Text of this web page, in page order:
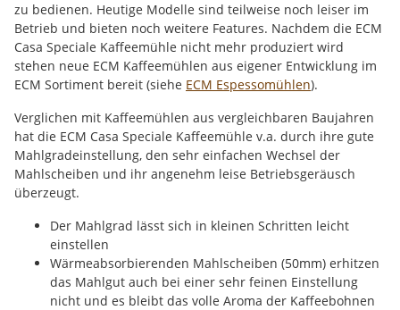
zu bedienen. Heutige Modelle sind teilweise noch leiser im
Betrieb und bieten noch weitere Features. Nachdem die ECM
Casa Speciale Kaffeemühle nicht mehr produziert wird
stehen neue ECM Kaffeemühlen aus eigener Entwicklung im
ECM Sortiment bereit (siehe ECM Espessomühlen).
Verglichen mit Kaffeemühlen aus vergleichbaren Baujahren
hat die ECM Casa Speciale Kaffeemühle v.a. durch ihre gute
Mahlgradeinstellung, den sehr einfachen Wechsel der
Mahlscheiben und ihr angenehm leise Betriebsgeräusch
überzeugt.
Der Mahlgrad lässt sich in kleinen Schritten leicht
einstellen
Wärmeabsorbierenden Mahlscheiben (50mm) erhitzen
das Mahlgut auch bei einer sehr feinen Einstellung
nicht und es bleibt das volle Aroma der Kaffeebohnen